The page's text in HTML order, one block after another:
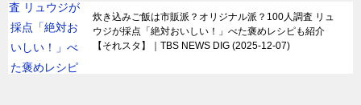
炊き込みご飯は市販派？オリジナル派？100人調査 リュ
ウジが採点「絶対おいしい！」べた褒めレシピも紹介
【それスタ】｜TBS NEWS DIG 2025-12-07